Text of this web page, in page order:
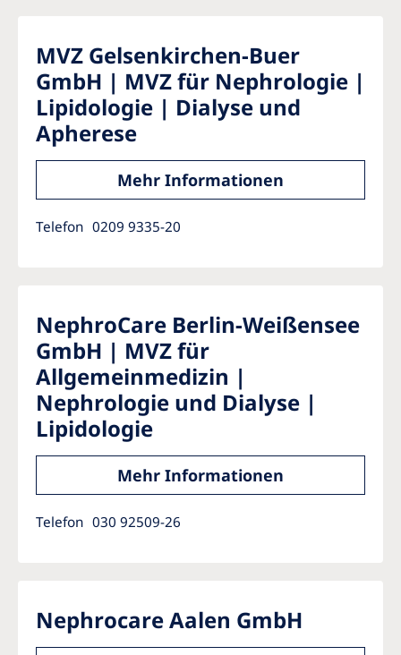
MVZ Gelsenkirchen-Buer
GmbH | MVZ für Nephrologie |
Lipidologie | Dialyse und
Apherese
Mehr Informationen
Telefon 0209 9335-20
NephroCare Berlin-Weißensee
GmbH | MVZ für
Allgemeinmedizin |
Nephrologie und Dialyse |
Lipidologie
Mehr Informationen
Telefon 030 92509-26
Nephrocare Aalen GmbH